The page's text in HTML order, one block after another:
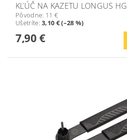
KĽÚČ NA KAZETU LONGUS HG
Pôvodne: 11 €
Ušetríte:3,10 € (–28 %)
7,90 €